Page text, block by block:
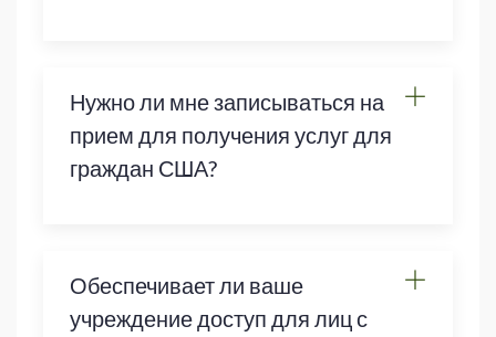
Нужно ли мне записываться на
прием для получения услуг для
граждан США?
Обеспечивает ли ваше
учреждение доступ для лиц с